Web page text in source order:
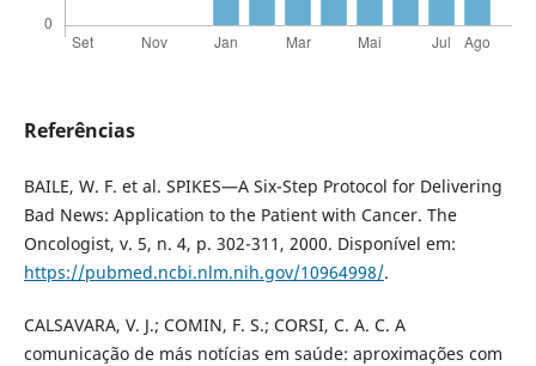
Referências
BAILE, W. F. et al. SPIKES—A Six-Step Protocol for Delivering
Bad News: Application to the Patient with Cancer. The
Oncologist, v. 5, n. 4, p. 302-311, 2000. Disponível em:
https://pubmed.ncbi.nlm.nih.gov/10964998/.
CALSAVARA, V. J.; COMIN, F. S.; CORSI, C. A. C. A
comunicação de más notícias em saúde: aproximações com